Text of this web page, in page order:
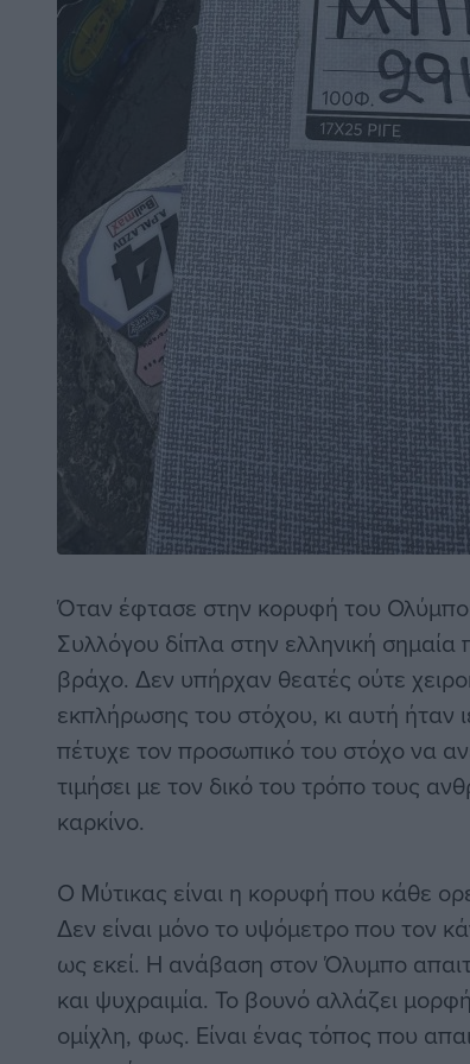
Όταν έφτασε στην κορυφή του
Συλλόγου δίπλα στην ελληνική σημαία
βράχο. Δεν υπήρχαν θεατές ούτε
εκπλήρωσης του στόχου, κι αυτή
πέτυχε τον προσωπικό του στόχο να
τιμήσει με τον δικό του τρόπο τους
καρκίνο.
Ο Μύτικας είναι η κορυφή που κάθε
Δεν είναι μόνο το υψόμετρο που τον
ως εκεί. Η ανάβαση στον Όλυμπο
και ψυχραιμία. Το βουνό αλλάζει
ομίχλη, φως. Είναι ένας τόπος που